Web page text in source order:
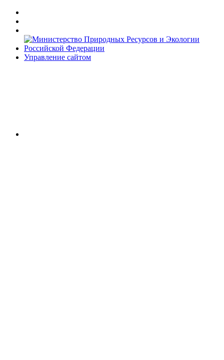
Управление сайтом